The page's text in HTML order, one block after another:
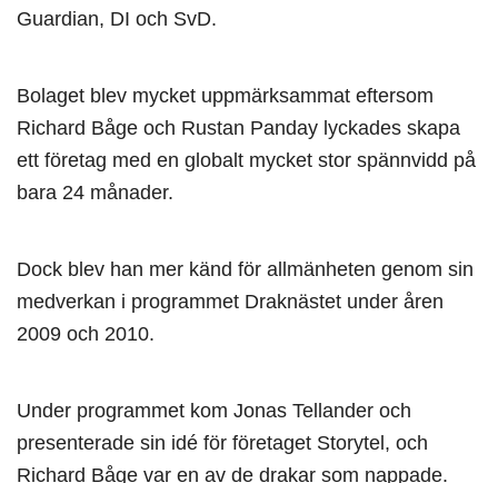
Guardian, DI och SvD.
Bolaget blev mycket uppmärksammat eftersom
Richard Båge och Rustan Panday lyckades skapa
ett företag med en globalt mycket stor spännvidd på
bara 24 månader.
Dock blev han mer känd för allmänheten genom sin
medverkan i programmet Draknästet under åren
2009 och 2010.
Under programmet kom Jonas Tellander och
presenterade sin idé för företaget Storytel, och
Richard Båge var en av de drakar som nappade.